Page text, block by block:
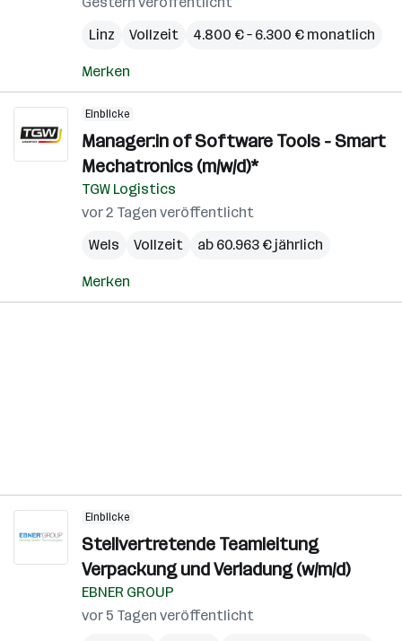
Linz
Vollzeit 4.800 € – 6.300 € monatlich
Merken
Einblicke
Manager:in of Software Tools - Smart
Mechatronics (m/w/d)*
TGW Logistics
vor 2 Tagen veröffentlicht
Wels
Vollzeit ab 60.963 € jährlich
Merken
Einblicke
Stellvertretende Teamleitung
Verpackung und Verladung (w/m/d)
EBNER GROUP
vor 5 Tagen veröffentlicht